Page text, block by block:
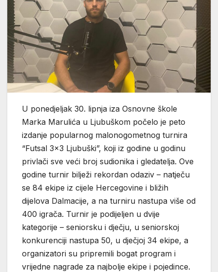
U ponedjeljak 30. lipnja iza Osnovne škole
Marka Marulića u Ljubuškom počelo je peto
izdanje popularnog malonogometnog turnira
“Futsal 3×3 Ljubuški”, koji iz godine u godinu
privlači sve veći broj sudionika i gledatelja. Ove
godine turnir bilježi rekordan odaziv – natječu
se 84 ekipe iz cijele Hercegovine i bližih
dijelova Dalmacije, a na turniru nastupa više od
400 igrača. Turnir je podijeljen u dvije
kategorije – seniorsku i dječju, u seniorskoj
konkurenciji nastupa 50, u dječjoj 34 ekipe, a
organizatori su pripremili bogat program i
vrijedne nagrade za najbolje ekipe i pojedince.